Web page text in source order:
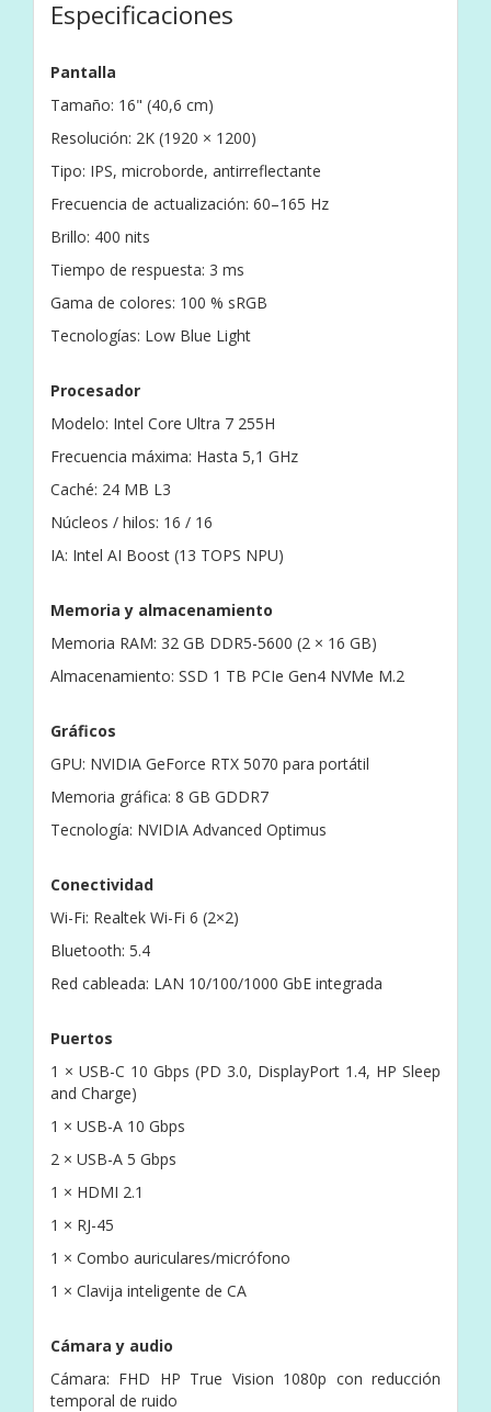
Especificaciones
Pantalla
Tamaño: 16" (40,6 cm)
Resolución: 2K (1920 × 1200)
Tipo: IPS, microborde, antirreflectante
Frecuencia de actualización: 60–165 Hz
Brillo: 400 nits
Tiempo de respuesta: 3 ms
Gama de colores: 100 % sRGB
Tecnologías: Low Blue Light
Procesador
Modelo: Intel Core Ultra 7 255H
Frecuencia máxima: Hasta 5,1 GHz
Caché: 24 MB L3
Núcleos / hilos: 16 / 16
IA: Intel AI Boost (13 TOPS NPU)
Memoria y almacenamiento
Memoria RAM: 32 GB DDR5-5600 (2 × 16 GB)
Almacenamiento: SSD 1 TB PCIe Gen4 NVMe M.2
Gráficos
GPU: NVIDIA GeForce RTX 5070 para portátil
Memoria gráfica: 8 GB GDDR7
Tecnología: NVIDIA Advanced Optimus
Conectividad
Wi-Fi: Realtek Wi-Fi 6 (2×2)
Bluetooth: 5.4
Red cableada: LAN 10/100/1000 GbE integrada
Puertos
1 × USB-C 10 Gbps (PD 3.0, DisplayPort 1.4, HP Sleep
and Charge)
1 × USB-A 10 Gbps
2 × USB-A 5 Gbps
1 × HDMI 2.1
1 × RJ-45
1 × Combo auriculares/micrófono
1 × Clavija inteligente de CA
Cámara y audio
Cámara: FHD HP True Vision 1080p con reducción
temporal de ruido